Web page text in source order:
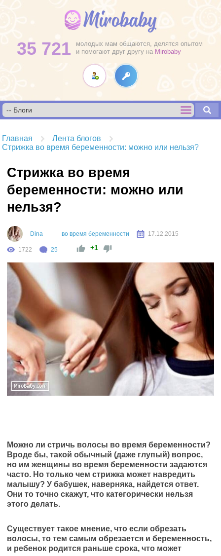
35 721
молодых мам общаются, делятся опытом
и помогают друг другу на Mirobaby
Главная
Лента блогов
Стрижка во время беременности: можно или нельзя?
Стрижка во время
беременности: можно или
нельзя?
Dina во время беременности 17.12.2015
1722 25 +1
Можно ли стричь волосы во время беременности?
Вроде бы, такой обычный (даже глупый) вопрос,
но им женщины во время беременности задаются
часто. Но только чем стрижка может навредить
малышу? У бабушек, наверняка, найдется ответ.
Они то точно скажут, что категорически нельзя
этого делать.
Существует такое мнение, что если обрезать
волосы, то тем самым обрезается и беременность,
и ребенок родится раньше срока, что может